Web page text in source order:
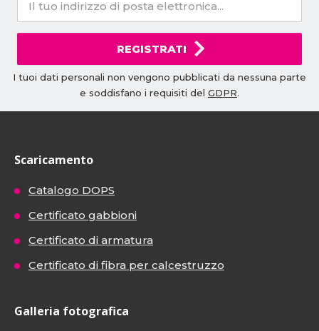
REGISTRATI
I tuoi dati personali non vengono pubblicati da nessuna parte
e soddisfano i requisiti del GDPR.
Scaricamento
Catalogo DOPS
Certificato gabbioni
Certificato di armatura
Certificato di fibra per calcestruzzo
Galleria fotografica